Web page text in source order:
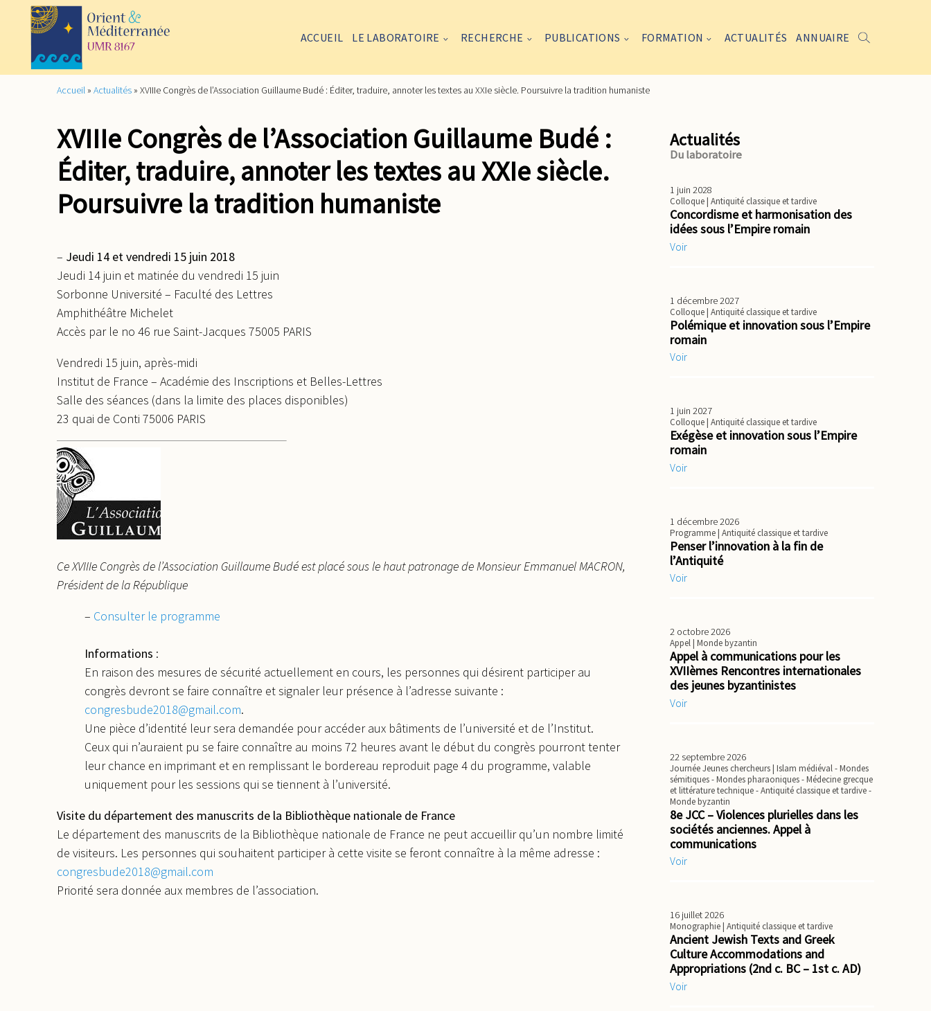
ACCUEIL LE LABORATOIRE RECHERCHE PUBLICATIONS FORMATION ACTUALITÉS ANNUAIRE
Accueil » Actualités » XVIIIe Congrès de l’Association Guillaume Budé : Éditer, traduire, annoter les textes au XXIe siècle. Poursuivre la tradition humaniste
XVIIIe Congrès de l’Association Guillaume Budé :
Éditer, traduire, annoter les textes au XXIe siècle.
Poursuivre la tradition humaniste
– Jeudi 14 et vendredi 15 juin 2018
Jeudi 14 juin et matinée du vendredi 15 juin
Sorbonne Université – Faculté des Lettres
Amphithéâtre Michelet
Accès par le no 46 rue Saint-Jacques 75005 PARIS
Vendredi 15 juin, après-midi
Institut de France – Académie des Inscriptions et Belles-Lettres
Salle des séances (dans la limite des places disponibles)
23 quai de Conti 75006 PARIS
Ce XVIIIe Congrès de l’Association Guillaume Budé est placé sous le haut patronage de Monsieur Emmanuel MACRON,
Président de la République
– Consulter le programme
Informations :
En raison des mesures de sécurité actuellement en cours, les personnes qui désirent participer au
congrès devront se faire connaître et signaler leur présence à l’adresse suivante :
congresbude2018@gmail.com.
Une pièce d’identité leur sera demandée pour accéder aux bâtiments de l’université et de l’Institut.
Ceux qui n’auraient pu se faire connaître au moins 72 heures avant le début du congrès pourront tenter
leur chance en imprimant et en remplissant le bordereau reproduit page 4 du programme, valable
uniquement pour les sessions qui se tiennent à l’université.
Visite du département des manuscrits de la Bibliothèque nationale de France
Le département des manuscrits de la Bibliothèque nationale de France ne peut accueillir qu’un nombre limité
de visiteurs. Les personnes qui souhaitent participer à cette visite se feront connaître à la même adresse :
congresbude2018@gmail.com
Priorité sera donnée aux membres de l’association.
Actualités
Du laboratoire
1 juin 2028
Colloque| Antiquité classique et tardive
Concordisme et harmonisation des
idées sous l’Empire romain
Voir
1 décembre 2027
Colloque| Antiquité classique et tardive
Polémique et innovation sous l’Empire
romain
Voir
1 juin 2027
Colloque| Antiquité classique et tardive
Exégèse et innovation sous l’Empire
romain
Voir
1 décembre 2026
Programme| Antiquité classique et tardive
Penser l’innovation à la fin de
l’Antiquité
Voir
2 octobre 2026
Appel| Monde byzantin
Appel à communications pour les
XVIIèmes Rencontres internationales
des jeunes byzantinistes
Voir
22 septembre 2026
Journée Jeunes chercheurs| Islam médiéval - Mondes
sémitiques - Mondes pharaoniques - Médecine grecque
et littérature technique - Antiquité classique et tardive -
Monde byzantin
8e JCC – Violences plurielles dans les
sociétés anciennes. Appel à
communications
Voir
16 juillet 2026
Monographie| Antiquité classique et tardive
Ancient Jewish Texts and Greek
Culture Accommodations and
Appropriations (2nd c. BC – 1st c. AD)
Voir